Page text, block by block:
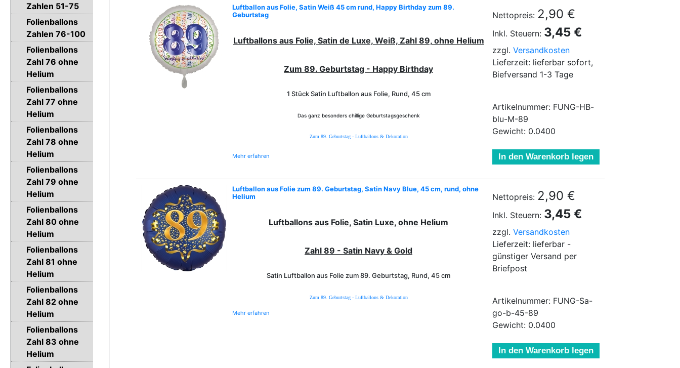
Luftballon aus Folie, Satin Weiß 45 cm rund, Happy Birthday zum 89.
Geburtstag
Luftballons aus Folie, Satin de Luxe, Weiß, Zahl 89, ohne Helium
Zum 89. Geburtstag - Happy Birthday
1 Stück Satin Luftballon aus Folie, Rund, 45 cm
Das ganz besonders chillige Geburtstagsgeschenk
Zum 89. Geburtstag - Luftballons & Dekoration
Mehr erfahren
Nettopreis: 2,90 €
Inkl. Steuern: 3,45 €
zzgl. Versandkosten
Lieferzeit: lieferbar sofort,
Biefversand 1-3 Tage
Artikelnummer: FUNG-HB-
blu-M-89
Gewicht: 0.0400
In den Warenkorb legen
Luftballon aus Folie zum 89. Geburtstag, Satin Navy Blue, 45 cm, rund, ohne
Helium
Luftballons aus Folie, Satin Luxe, ohne Helium
Zahl 89 - Satin Navy & Gold
Satin Luftballon aus Folie zum 89. Geburtstag, Rund, 45 cm
Zum 89. Geburtstag - Luftballons & Dekoration
Mehr erfahren
Nettopreis: 2,90 €
Inkl. Steuern: 3,45 €
zzgl. Versandkosten
Lieferzeit: lieferbar -
günstiger Versand per
Briefpost
Artikelnummer: FUNG-Sa-
go-b-45-89
Gewicht: 0.0400
In den Warenkorb legen
Zahlen 51-75
Folienballons
Zahlen 76-100
Folienballons
Zahl 76 ohne
Helium
Folienballons
Zahl 77 ohne
Helium
Folienballons
Zahl 78 ohne
Helium
Folienballons
Zahl 79 ohne
Helium
Folienballons
Zahl 80 ohne
Helium
Folienballons
Zahl 81 ohne
Helium
Folienballons
Zahl 82 ohne
Helium
Folienballons
Zahl 83 ohne
Helium